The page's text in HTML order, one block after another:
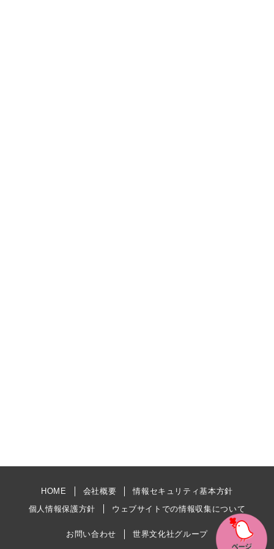
HOME 会社概要
情報セキュリティ基本方針
個人情報保護方針
ウェブサイトでの情報収集について
お問い合わせ 世界文化社グループ